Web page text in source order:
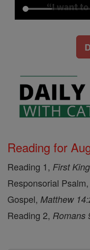
Reading for
Reading 1, First
Responsorial Psalm,
Gospel, Matthew
Reading 2, Romans